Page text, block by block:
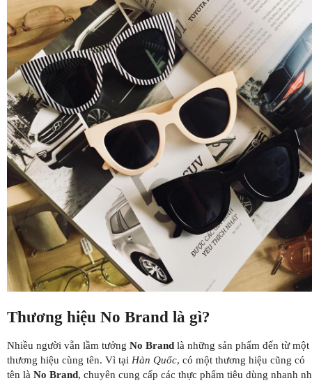
Thương hiệu No Brand là gì?
Nhiều người vẫn lầm tưởng No Brand là những sản phẩm đến từ một
thương hiệu cùng tên. Vì tại Hàn Quốc, có một thương hiệu cũng có
tên là No Brand, chuyên cung cấp các thực phẩm tiêu dùng nhanh